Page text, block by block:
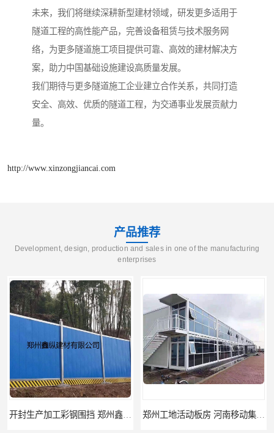
未来，我们将继续深耕新型建材领域，研发更多适用于
隧道工程的高性能产品，完善设备租赁与技术服务网
络，为更多隧道施工项目提供可靠、高效的建材解决方
案，助力中国基础设施建设高质量发展。
我们期待与更多隧道施工企业建立合作关系，共同打造
安全、高效、优质的隧道工程，为交通事业发展贡献力
量。
http://www.xinzongjiancai.com
产品推荐
Development, design, production and sales in one of the manufacturing
enterprises